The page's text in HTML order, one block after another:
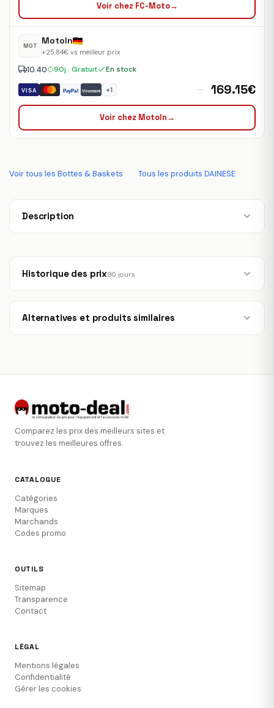
Voir chez FC-Moto→
MOT MotoIn
+25.84€ vs meilleur prix
VISA PayPal Virement +1
10.40 90j · Gratuit En stock
— 169.15€
Voir chez MotoIn→
Voir tous les Bottes & Baskets · Tous les produits DAINESE
Description
Historique des prix90 jours
Alternatives et produits similaires
Comparez les prix des meilleurs sites et
trouvez les meilleures offres.
CATALOGUE
Catégories
Marques
Marchands
Codes promo
OUTILS
Sitemap
Transparence
Contact
LÉGAL
Mentions légales
Confidentialité
Gérer les cookies